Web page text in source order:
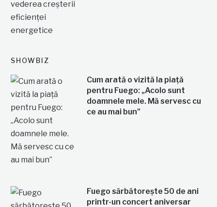
SHOWBIZ
Cum arată o vizită la piață
pentru Fuego: „Acolo sunt
doamnele mele. Mă servesc cu
ce au mai bun”
Fuego sărbătorește 50 de ani
printr-un concert aniversar